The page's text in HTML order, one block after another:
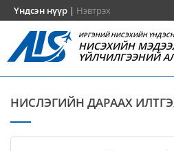
Үндсэн нүүр | Нэвтрэх
ИРГЭНИЙ НИСЭХИЙН
НИСЭХИЙН
ҮЙЛЧИЛГЭЭНИЙ
НИСЛЭГИЙН ДАРААХ